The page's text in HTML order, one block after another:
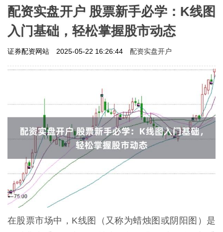
配资实盘开户 股票新手必学：K线图
入门基础，轻松掌握股市动态
证券配资网站 2025-05-22 16:26:44 配资实盘开户
在股票市场中，K线图（又称为蜡烛图或阴阳图）是